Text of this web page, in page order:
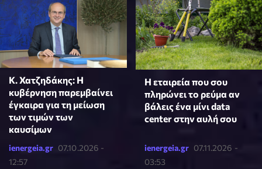
Κ. Χατζηδάκης: Η
κυβέρνηση παρεμβαίνει
έγκαιρα για τη μείωση
των τιμών των
καυσίμων
ienergeia.gr 07.10.2026 -
12:57
Η εταιρεία που σου
πληρώνει το ρεύμα αν
βάλεις ένα μίνι data
center στην αυλή σου
ienergeia.gr 07.11.2026 -
03:53